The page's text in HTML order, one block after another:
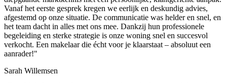
Vanaf het eerste gesprek kregen we eerlijk en deskundig advies,
afgestemd op onze situatie. De communicatie was helder en snel, en
het team dacht in alles met ons mee. Dankzij hun professionele
begeleiding en sterke strategie is onze woning snel en succesvol
verkocht. Een makelaar die écht voor je klaarstaat – absoluut een
aanrader!"
Sarah Willemsen